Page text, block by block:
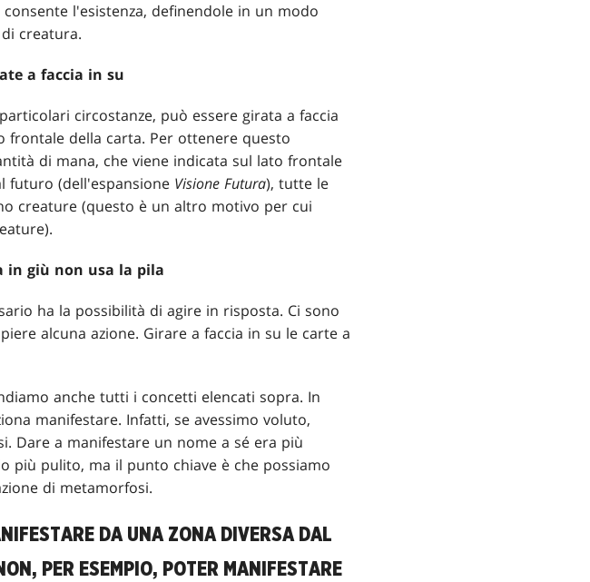
consente l'esistenza, definendole in un modo
creatura.
a faccia in su
circostanze, può essere girata a faccia
frontale della carta. Per ottenere questo
di mana, che viene indicata sul lato frontale
futuro (dell'espansione Visione Futura), tutte le
creature (questo è un altro motivo per cui
in giù non usa la pila
ha la possibilità di agire in risposta. Ci sono
alcuna azione. Girare a faccia in su le carte a
anche tutti i concetti elencati sopra. In
manifestare. Infatti, se avessimo voluto,
Dare a manifestare un nome a sé era più
più pulito, ma il punto chiave è che possiamo
di metamorfosi.
DA UNA ZONA DIVERSA DAL
PER ESEMPIO, POTER MANIFESTARE